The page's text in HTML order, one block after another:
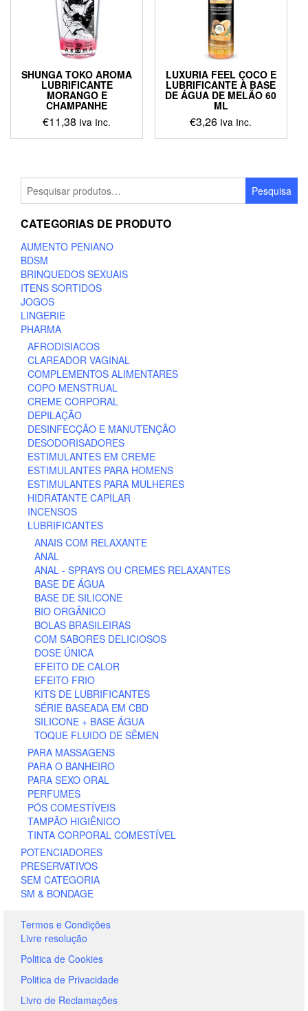
SHUNGA TOKO AROMA
LUBRIFICANTE
MORANGO E
CHAMPANHE
€11,38 Iva Inc.
LUXURIA FEEL COCO E
LUBRIFICANTE À BASE
DE ÁGUA DE MELÃO 60
ML
€3,26 Iva Inc.
Pesquisar
por:
Pesquisa
CATEGORIAS DE PRODUTO
AUMENTO PENIANO
BDSM
BRINQUEDOS SEXUAIS
ITENS SORTIDOS
JOGOS
LINGERIE
PHARMA
AFRODISIACOS
CLAREADOR VAGINAL
COMPLEMENTOS ALIMENTARES
COPO MENSTRUAL
CREME CORPORAL
DEPILAÇÃO
DESINFECÇÃO E MANUTENÇÃO
DESODORISADORES
ESTIMULANTES EM CREME
ESTIMULANTES PARA HOMENS
ESTIMULANTES PARA MULHERES
HIDRATANTE CAPILAR
INCENSOS
LUBRIFICANTES
ANAIS COM RELAXANTE
ANAL
ANAL - SPRAYS OU CREMES RELAXANTES
BASE DE ÁGUA
BASE DE SILICONE
BIO ORGÂNICO
BOLAS BRASILEIRAS
COM SABORES DELICIOSOS
DOSE ÚNICA
EFEITO DE CALOR
EFEITO FRIO
KITS DE LUBRIFICANTES
SÉRIE BASEADA EM CBD
SILICONE + BASE ÁGUA
TOQUE FLUIDO DE SÊMEN
PARA MASSAGENS
PARA O BANHEIRO
PARA SEXO ORAL
PERFUMES
PÓS COMESTÍVEIS
TAMPÃO HIGIÊNICO
TINTA CORPORAL COMESTÍVEL
POTENCIADORES
PRESERVATIVOS
SEM CATEGORIA
SM & BONDAGE
Termos e Condições
Livre resolução
Politica de Cookies
Politica de Privacidade
Livro de Reclamações